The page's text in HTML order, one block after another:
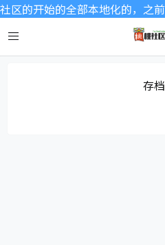
区的开始的全部本地化的，之
存档